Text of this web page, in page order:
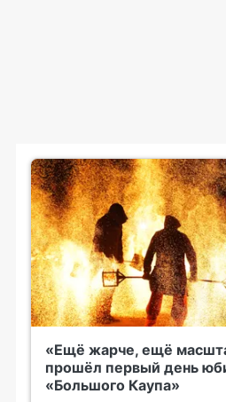
«Ещё жарче, ещё
прошёл первый день
«Большого Каупа»